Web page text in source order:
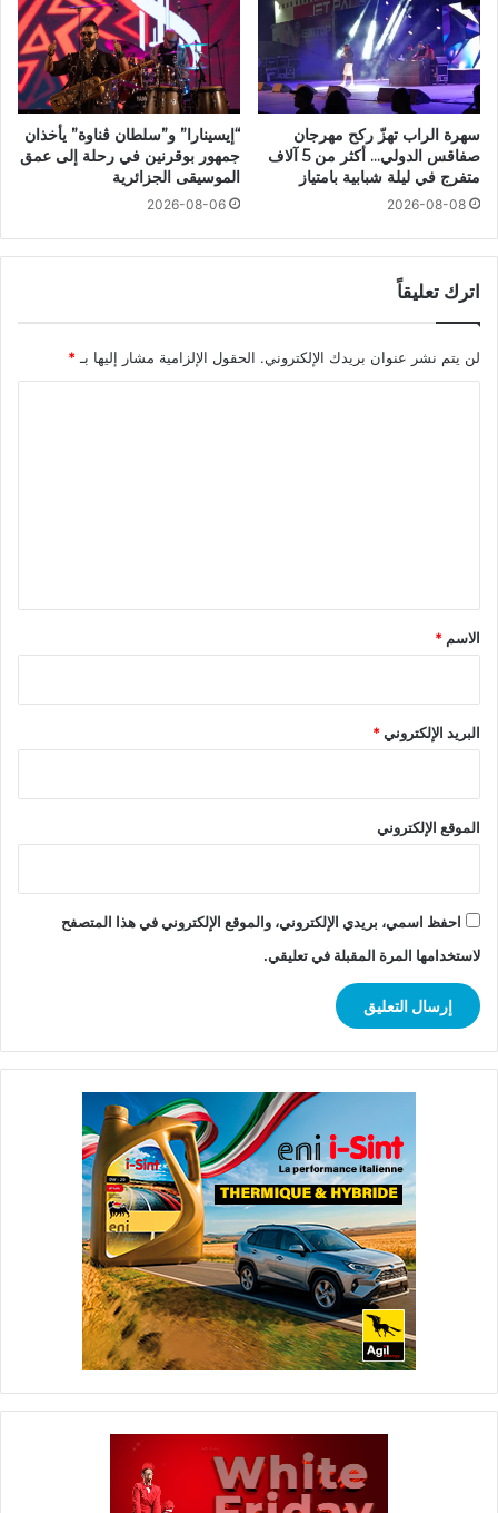
سهرة الراب تهزّ ركح مهرجان
صفاقس الدولي… أكثر من 5 آلاف
متفرج في ليلة شبابية بامتياز
2026-08-08
“إيسينارا” و”سلطان ڤناوة” يأخذان
جمهور بوقرنين في رحلة إلى عمق
الموسيقى الجزائرية
2026-08-06
اترك تعليقاً
لن يتم نشر عنوان بريدك الإلكتروني. الحقول الإلزامية مشار إليها بـ*
*
الاسم *
البريد الإلكتروني*
الموقع الإلكتروني
احفظ اسمي، بريدي الإلكتروني، والموقع الإلكتروني في هذا المتصفح
لاستخدامها المرة المقبلة في تعليقي.